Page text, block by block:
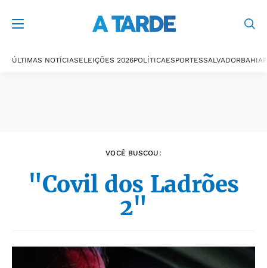
ÚLTIMAS NOTÍCIASELEIÇÕES 2026POLÍTICAESPORTESSALVADORBAHIA
VOCÊ BUSCOU:
"Covil dos Ladrões
2"